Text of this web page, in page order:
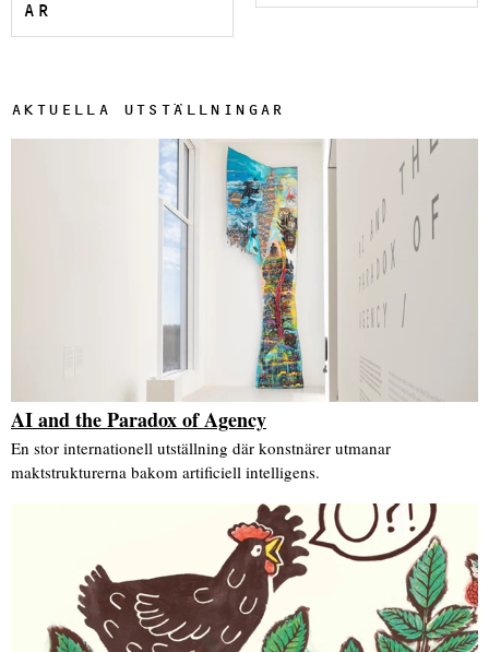
AR
AKTUELLA UTSTÄLLNINGAR
AI and the Paradox of Agency
En stor internationell utställning där konstnärer utmanar
maktstrukturerna bakom artificiell intelligens.